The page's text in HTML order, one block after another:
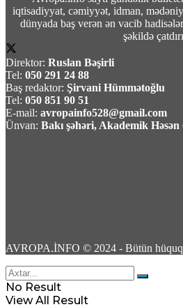
Video
08 Avqust 2026 / 18:00
9
BƏƏ Hörmüz boğazında
Xameneinin baş müşaviri:
artan əməkdaşlıqla
iqtisadiyyat, cəmiyyət, idman,
dünyada baş verən ən vacib
şəkildə
Direktor: Ruslan Bəşirli
Tel: 050 291 24 88
Baş redaktor: Şirvani Hümmətoğlu
Tel: 050 851 90 51
E-mail: avropainfo528@gmail.com
Ünvan: Bakı şəhəri, Akademik
AVROPA.İNFO © 2024 - Bütün
No Result
View All Result